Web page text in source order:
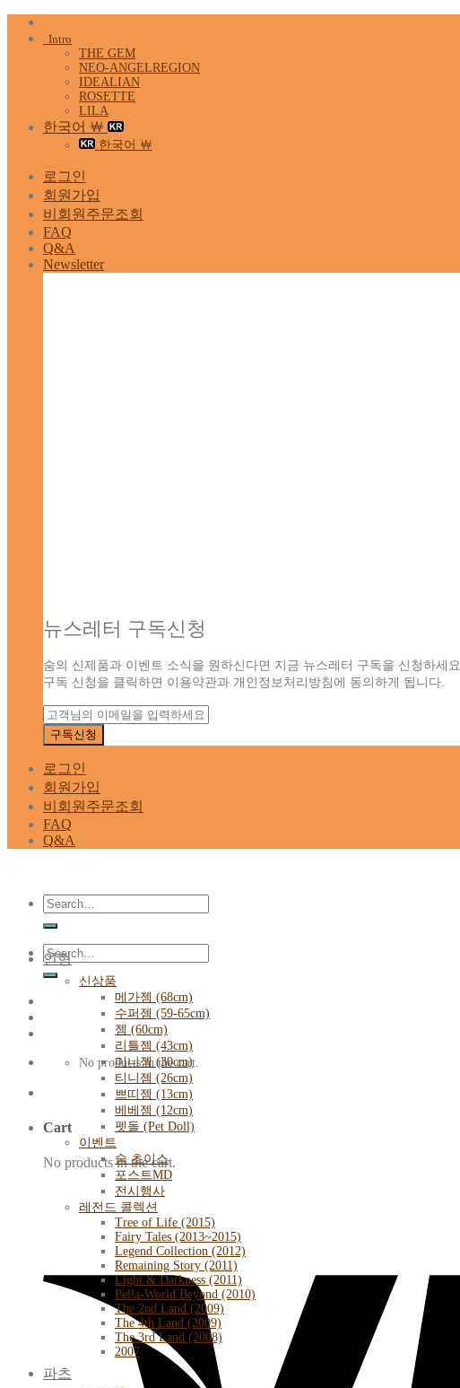
Skip
Intro
THE GEM
NEO-ANGELREGION
IDEALIAN
ROSETTE
LILA
한국어 ￦
한국어 ￦
로그인
회원가입
비회원주문조회
FAQ
Q&A
Newsletter
뉴스레터 구독신청
숨의 신제품과 이벤트 소식을 원하신다면 지금 뉴스레터 구독을 신청하세요.
구독 신청을 클릭하면 이용약관과 개인정보처리방침에 동의하게 됩니다.
로그인
회원가입
비회원주문조회
FAQ
Q&A
Search
for:
Search
for:
No products in the cart.
Cart
No products in the cart.
인형
신상품
메가젬 (68cm)
수퍼젬 (59-65cm)
젬 (60cm)
리틀젬 (43cm)
미니젬 (30cm)
티니젬 (26cm)
쁘띠젬 (13cm)
베베젬 (12cm)
펫돌 (Pet Doll)
이벤트
숨 초이스
포스트MD
전시행사
레전드 콜렉션
Tree of Life (2015)
Fairy Tales (2013~2015)
Legend Collection (2012)
Remaining Story (2011)
Light & Darkness (2011)
Pella-World Beyond (2010)
The 2nd Land (2009)
The 4th Land (2009)
The 3rd Land (2008)
2007
파츠